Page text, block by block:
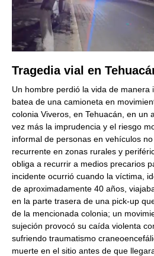
Tragedia vial en
Un hombre perdió la vida de manera
batea de una camioneta en
colonia Viveros, en Tehuacán, en un
vez más la imprudencia y el riesgo
informal de personas en vehículos
recurrente en zonas rurales y
obliga a recurrir a medios precarios
incidente ocurrió cuando la víctima,
de aproximadamente 40 años,
en la parte trasera de una pick-up
de la mencionada colonia; un
sujeción provocó su caída violenta
sufriendo traumatismo
muerte en el sitio antes de que